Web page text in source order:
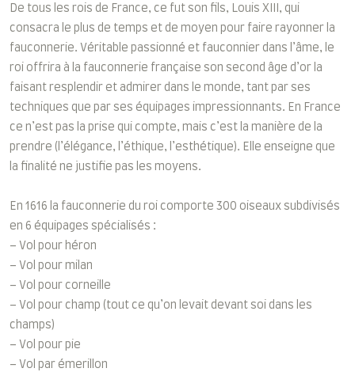
De tous les rois de France, ce fut son fils, Louis XIII, qui
consacra le plus de temps et de moyen pour faire rayonner la
fauconnerie. Véritable passionné et fauconnier dans l’âme, le
roi offrira à la fauconnerie française son second âge d’or la
faisant resplendir et admirer dans le monde, tant par ses
techniques que par ses équipages impressionnants. En France
ce n’est pas la prise qui compte, mais c’est la manière de la
prendre (l’élégance, l’éthique, l’esthétique). Elle enseigne que
la finalité ne justifie pas les moyens.
En 1616 la fauconnerie du roi comporte 300 oiseaux subdivisés
en 6 équipages spécialisés :
– Vol pour héron
– Vol pour milan
– Vol pour corneille
– Vol pour champ (tout ce qu’on levait devant soi dans les
champs)
– Vol pour pie
– Vol par émerillon